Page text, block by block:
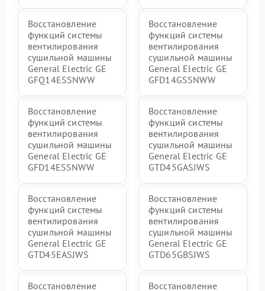
Восстановление
функций системы
вентилирования
сушильной машины
General Electric GE
GFQ14ESSNWW
Восстановление
функций системы
вентилирования
сушильной машины
General Electric GE
GFD14GSSNWW
Восстановление
функций системы
вентилирования
сушильной машины
General Electric GE
GFD14ESSNWW
Восстановление
функций системы
вентилирования
сушильной машины
General Electric GE
GTD45GASJWS
Восстановление
функций системы
вентилирования
сушильной машины
General Electric GE
GTD45EASJWS
Восстановление
функций системы
вентилирования
сушильной машины
General Electric GE
GTD65GBSJWS
Восстановление Восстановление